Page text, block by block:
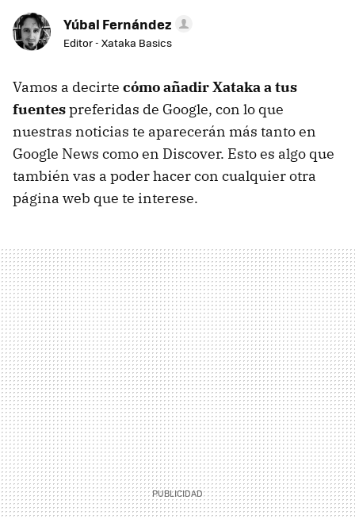
Yúbal Fernández
Editor - Xataka Basics
Vamos a decirte cómo añadir Xataka a tus
fuentespreferidas de Google, con lo que
nuestras noticias te aparecerán más tanto en
Google News como en Discover. Esto es algo que
también vas a poder hacer con cualquier otra
página web que te interese.